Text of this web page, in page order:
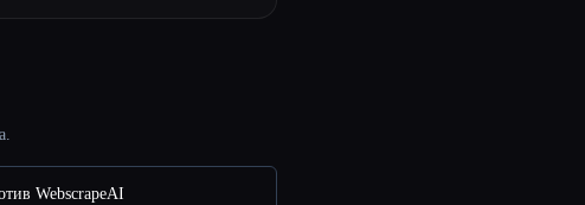
WebscrapeAI